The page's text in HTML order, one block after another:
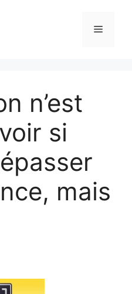
Menu
n’est
si
mais